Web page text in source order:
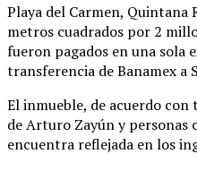
Playa del Carmen, Quintana
metros cuadrados por 2
fueron pagados en una sola
transferencia de Banamex a
El inmueble, de acuerdo con
de Arturo Zayún y personas
encuentra reflejada en los